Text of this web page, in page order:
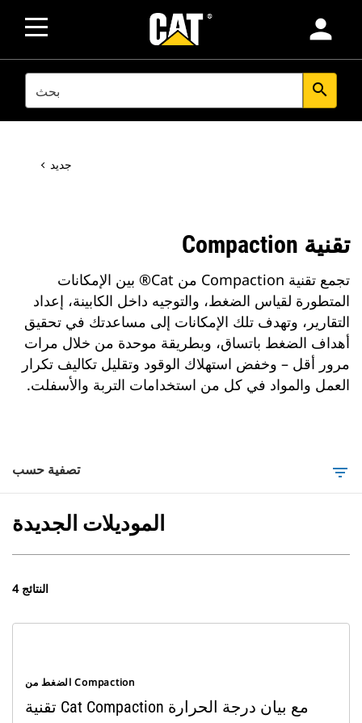
person
SEARCH search
جديد
تقنية Compaction
تجمع تقنية Compaction من Cat® بين الإمكانات
المتطورة لقياس الضغط، والتوجيه داخل الكابينة، إعداد
التقارير، وتهدف تلك الإمكانات إلى مساعدتك في تحقيق
أهداف الضغط باتساق، وبطريقة موحدة من خلال مرات
مرور أقل – وخفض استهلاك الوقود وتقليل تكاليف تكرار
العمل والمواد في كل من استخدامات التربة والأسفلت.
تصفية حسب filter_list
الموديلات الجديدة
4 النتائج
الضغط من Compaction
تقنية Cat Compaction مع بيان درجة الحرارة